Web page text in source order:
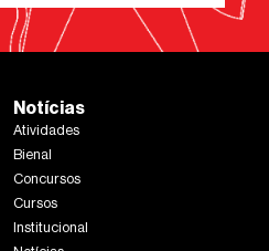
Notícias
Atividades
Bienal
Concursos
Cursos
Institucional